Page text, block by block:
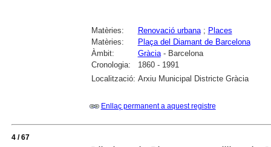
Matèries: Renovació urbana; Places
Matèries:
Plaça del Diamant de Barcelona
Àmbit:
Gràcia- Barcelona
Cronologia:
1860 - 1991
Localització: Arxiu Municipal Districte Gràcia
Enllaç permanent a aquest registre
4 / 67